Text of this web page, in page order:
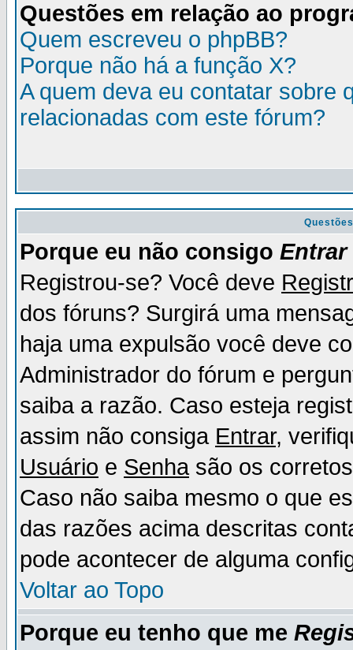
Questões em relação ao
Quem escreveu o phpBB?
Porque não há a função X?
A quem deva eu contatar sobre
relacionadas com este fórum?
Porque eu não consigo Entrar
Registrou-se? Você deve
dos fóruns? Surgirá uma
haja uma expulsão você deve
Administrador do fórum e
saiba a razão. Caso esteja
assim não consiga Entrar,
Usuário e Senhasão os
Caso não saiba mesmo o que
das razões acima descritas
pode acontecer de alguma
Voltar ao Topo
Porque eu tenho que me